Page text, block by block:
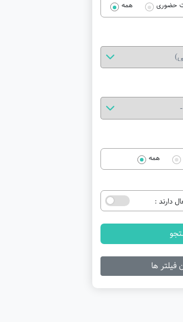
حضوری همه
همه
دارند :
فیلتر ها